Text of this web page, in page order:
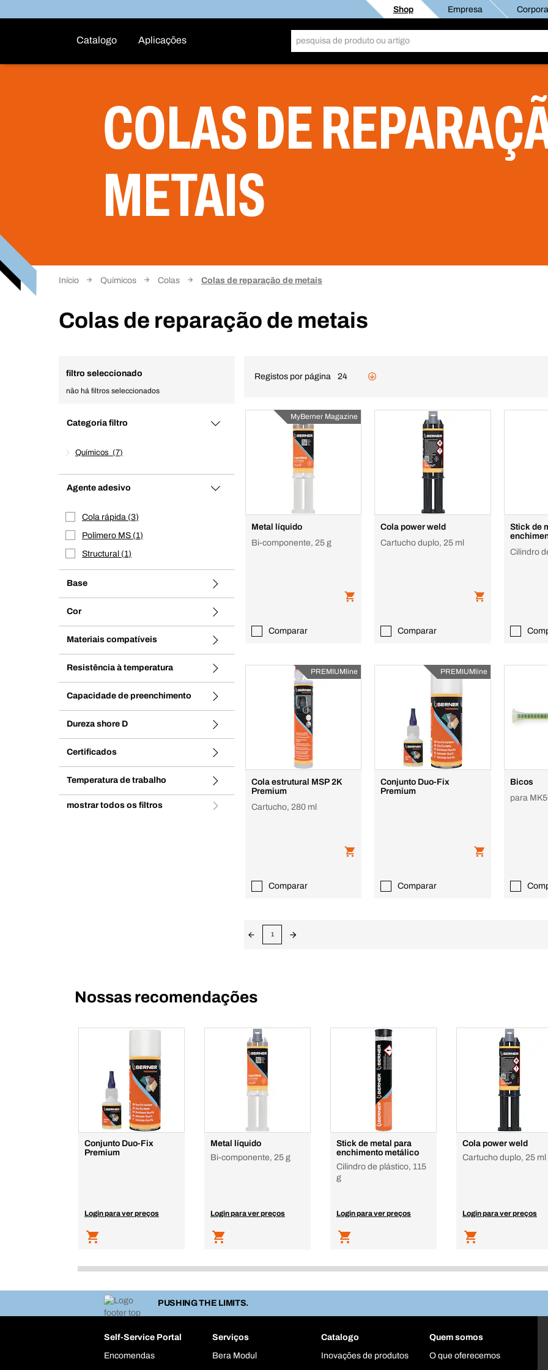
Shop Empresa
Catalogo Aplicações
COLAS DE
METAIS
Início Químicos Colas Colas de reparação de metais
Colas de reparação de metais
filtro seleccionado
não há filtros seleccionados
Categoria filtro
Químicos 7
Agente adesivo
Cola rápida 3
Polímero MS 1
Structural
1
Base
Cor
Materiais compatíveis
Resistência à temperatura
Capacidade de preenchimento
Dureza shore D
Certificados
Temperatura de trabalho
mostrar todos os filtros
Registos por página 24
MyBerner Magazine
Metal líquido
Bi-componente, 25 g
Comparar
Cola power weld
Cartucho duplo, 25 ml
Comparar
Stick de
Cilindro
PREMIUMline
Cola estrutural MSP 2K
Premium
Cartucho, 280 ml
Comparar
PREMIUMline
Conjunto Duo-Fix
Premium
Comparar
Bicos
para
1
Nossas recomendações
Conjunto Duo-Fix
Premium
Login para ver preços
Metal líquido
Bi-componente, 25 g
Login para ver preços
Stick de metal para
enchimento metálico
Cilindro de plástico, 115
g
Login para ver preços
Cola power weld
Cartucho duplo, 25 ml
Login para ver preços
PUSHING THE LIMITS.
Self-Service Portal
Encomendas
Serviços
Bera Modul
Catalogo
Inovações de produtos
Quem somos
O que oferecemos